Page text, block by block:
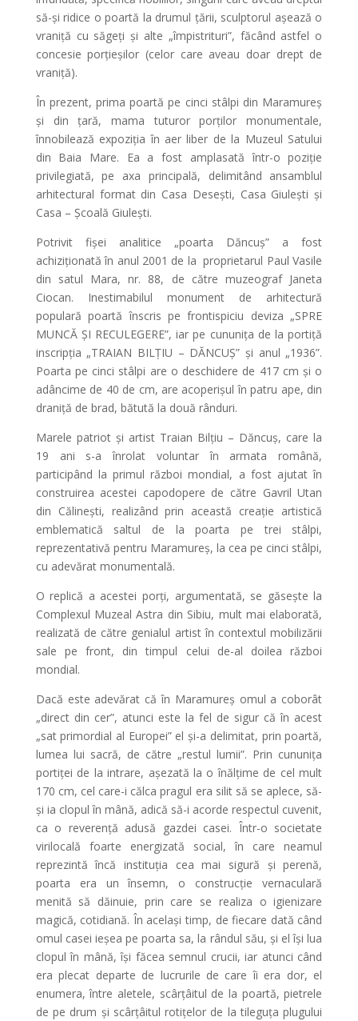
să-și ridice o poartă la drumul țării, sculptorul așează o
vraniță cu săgeți și alte „împistrituri”, făcând astfel o
concesie porțieșilor (celor care aveau doar drept de
vraniță).
În prezent, prima poartă pe cinci stâlpi din Maramureș
și din țară, mama tuturor porților monumentale,
înnobilează expoziția în aer liber de la Muzeul Satului
din Baia Mare. Ea a fost amplasată într-o poziție
privilegiată, pe axa principală, delimitând ansamblul
arhitectural format din Casa Desești, Casa Giulești și
Casa – Școală Giulești.
Potrivit fișei analitice „poarta Dăncuș” a fost
achiziționată în anul 2001 de la proprietarul Paul Vasile
din satul Mara, nr. 88, de către muzeograf Janeta
Ciocan. Inestimabilul monument de arhitectură
populară poartă înscris pe frontispiciu deviza „SPRE
MUNCĂ ȘI RECULEGERE”, iar pe cununița de la portiță
inscripția „TRAIAN BILȚIU – DĂNCUȘ” și anul „1936”.
Poarta pe cinci stâlpi are o deschidere de 417 cm și o
adâncime de 40 de cm, are acoperișul în patru ape, din
draniță de brad, bătută la două rânduri.
Marele patriot și artist Traian Bilțiu – Dăncuș, care la
19 ani s-a înrolat voluntar în armata română,
participând la primul război mondial, a fost ajutat în
construirea acestei capodopere de către Gavril Utan
din Călinești, realizând prin această creație artistică
emblematică saltul de la poarta pe trei stâlpi,
reprezentativă pentru Maramureș, la cea pe cinci stâlpi,
cu adevărat monumentală.
O replică a acestei porți, argumentată, se găsește la
Complexul Muzeal Astra din Sibiu, mult mai elaborată,
realizată de către genialul artist în contextul mobilizării
sale pe front, din timpul celui de-al doilea război
mondial.
Dacă este adevărat că în Maramureș omul a coborât
„direct din cer”, atunci este la fel de sigur că în acest
„sat primordial al Europei” el și-a delimitat, prin poartă,
lumea lui sacră, de către „restul lumii”. Prin cununița
portiței de la intrare, așezată la o înălțime de cel mult
170 cm, cel care-i călca pragul era silit să se aplece, să-
și ia clopul în mână, adică să-i acorde respectul cuvenit,
ca o reverență adusă gazdei casei. Într-o societate
virilocală foarte energizată social, în care neamul
reprezintă încă instituția cea mai sigură și perenă,
poarta era un însemn, o construcție vernaculară
menită să dăinuie, prin care se realiza o igienizare
magică, cotidiană. În același timp, de fiecare dată când
omul casei ieșea pe poarta sa, la rândul său, și el își lua
clopul în mână, își făcea semnul crucii, iar atunci când
era plecat departe de lucrurile de care îi era dor, el
enumera, între aletele, scârțâitul de la poartă, pietrele
de pe drum și scârțâitul rotițelor de la tileguța plugului